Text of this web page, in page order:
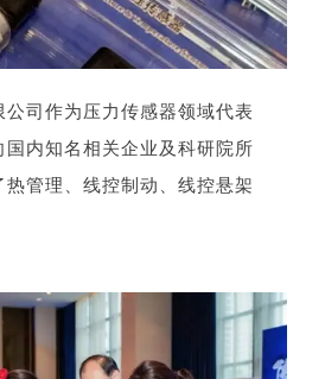
司作为压力传感器领域代表
内知名相关企业及科研院所
管理、线控制动、线控悬架